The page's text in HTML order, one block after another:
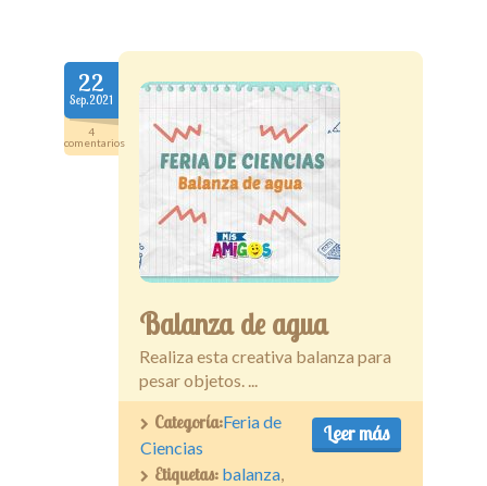
22
Sep.2021
4
comentarios
Balanza de agua
Realiza esta creativa balanza para
pesar objetos. ...
Leer más
Categoría:Feria de
Ciencias
Etiquetas: balanza,